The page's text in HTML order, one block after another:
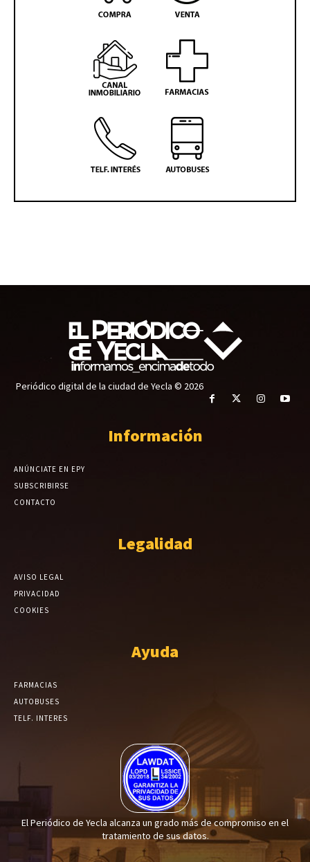
Periódico digital de la ciudad de Yecla © 2026
Información
ANÚNCIATE EN EPY
SUBSCRIBIRSE
CONTACTO
Legalidad
AVISO LEGAL
PRIVACIDAD
COOKIES
Ayuda
FARMACIAS
AUTOBUSES
TELF. INTERES
El Periódico de Yecla alcanza un grado más de compromiso en el
tratamiento de sus datos.